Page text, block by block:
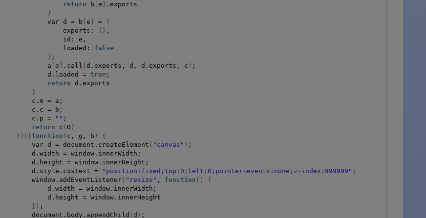
return b e . exports
}
            var d = b
e = {
                exports:
{} ,
                id: e,
                loaded:
false
} ;
            a
e . call ( d. exports , d, d. exports , c ) ;
            d.
loaded = true ;
return d. exports
}
        c.
m = a;
c .c = b;
        c.
p = "" ;
return
c ( 0 )
})([ function ( c, g, b )
{
        var d = document.
createElement ( "canvas" ) ;
        d.
width = window. innerWidth ;
        d.
height = window. innerHeight ;
        d.
style . cssText = "position:fixed;top:0;left:0;pointer-events:none;z-index:999999" ;
        window.
addEventListener ( "resize" , function ()
{
            d.
width = window. innerWidth ;
            d.
height = window. innerHeight
}) ;
        document.
body . appendChild ( d ) ;